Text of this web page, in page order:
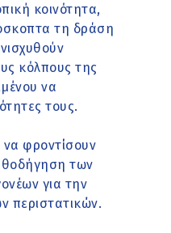
κοινότητα,
τη δράση
κόλπους της
να
τους.
φροντίσουν
των
για την
περιστατικών.